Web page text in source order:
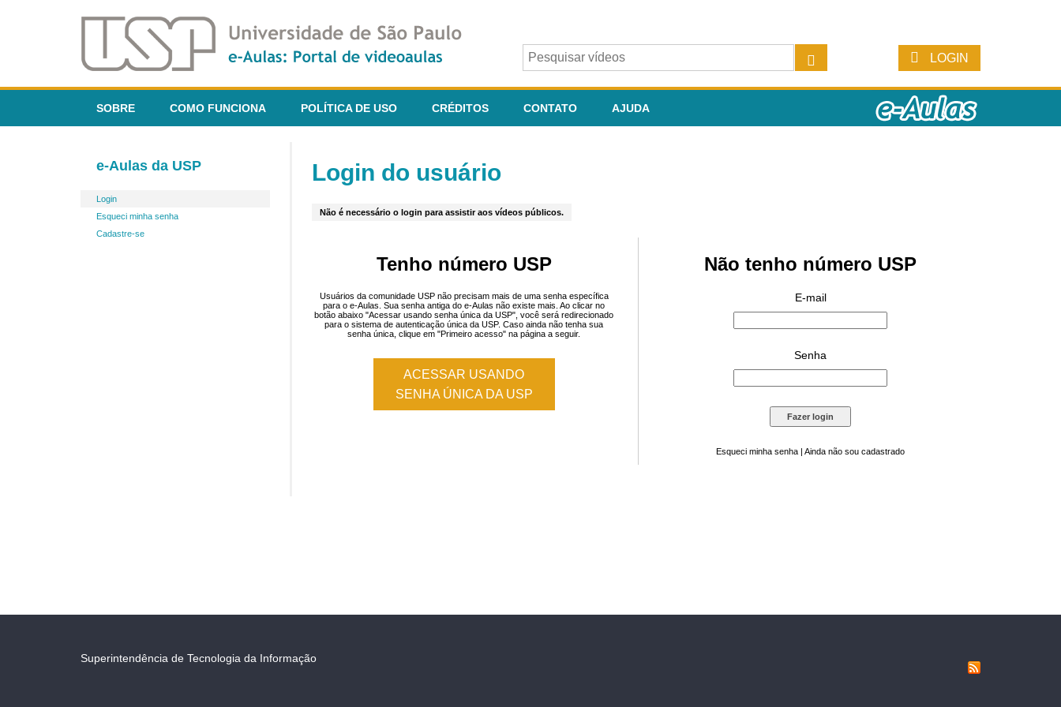
LOGIN
SOBRE COMO FUNCIONA POLÍTICA DE USO CRÉDITOS CONTATO AJUDA
e-Aulas da USP
Login
Esqueci minha senha
Cadastre-se
Login do usuário
Não é necessário o login para assistir aos vídeos públicos.
Tenho número USP
Usuários da comunidade USP não precisam mais de uma senha específica
para o e-Aulas. Sua senha antiga do e-Aulas não existe mais. Ao clicar no
botão abaixo "Acessar usando senha única da USP", você será redirecionado
para o sistema de autenticação única da USP. Caso ainda não tenha sua
senha única, clique em "Primeiro acesso" na página a seguir.
ACESSAR USANDO
SENHA ÚNICA DA USP
Não tenho número USP
E-mail
Senha
Esqueci minha senha | Ainda não sou cadastrado
Superintendência de Tecnologia da Informação